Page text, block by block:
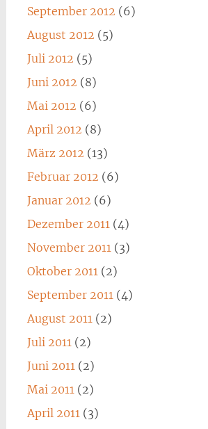
September 2012 (6)
August 2012 (5)
Juli 2012 (5)
Juni 2012 (8)
Mai 2012 (6)
April 2012 (8)
März 2012 (13)
Februar 2012 (6)
Januar 2012 (6)
Dezember 2011(4)
November 2011(3)
Oktober 2011(2)
September 2011(4)
August 2011(2)
Juli 2011(2)
Juni 2011(2)
Mai 2011(2)
April 2011(3)